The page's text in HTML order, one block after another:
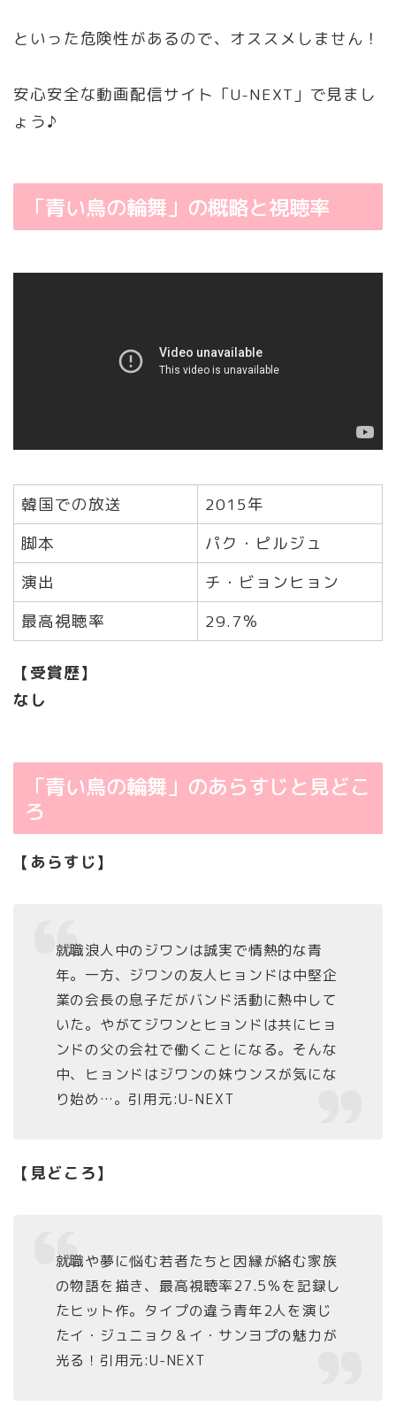
といった危険性があるので、オススメしません！
安心安全な動画配信サイト「U-NEXT」で見まし
ょう♪
「青い鳥の輪舞」の概略と視聴率
韓国での放送
2015年
脚本
パク・ピルジュ
演出
チ・ビョンヒョン
最高視聴率
29.7％
【受賞歴】
なし
「青い鳥の輪舞」のあらすじと見どこ
ろ
【あらすじ】
就職浪人中のジワンは誠実で情熱的な青
年。一方、ジワンの友人ヒョンドは中堅企
業の会長の息子だがバンド活動に熱中して
いた。やがてジワンとヒョンドは共にヒョ
ンドの父の会社で働くことになる。そんな
中、ヒョンドはジワンの妹ウンスが気にな
り始め…。引用元:U-NEXT
【見どころ】
就職や夢に悩む若者たちと因縁が絡む家族
の物語を描き、最高視聴率27.5％を記録し
たヒット作。タイプの違う青年2人を演じ
たイ・ジュニョク＆イ・サンヨプの魅力が
光る！引用元:U-NEXT